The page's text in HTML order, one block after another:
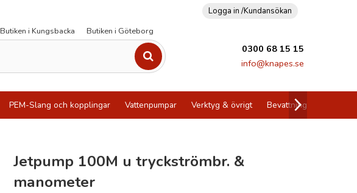
Logga in /Kundansökan
Butiken i Kungsbacka Butiken i Göteborg
0300 68 15 15
info@knapes.se
PEM-Slang och kopplingar Vattenpumpar Verktyg & övrigt Bevattning
Jetpump 100M u tryckströmbr. &
manometer